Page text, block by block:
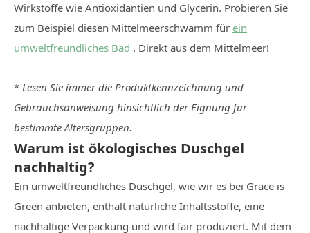
Wirkstoffe wie Antioxidantien und Glycerin. Probieren Sie
zum Beispiel diesen Mittelmeerschwamm für ein
umweltfreundliches Bad . Direkt aus dem Mittelmeer!
* Lesen Sie immer die Produktkennzeichnung und
Gebrauchsanweisung hinsichtlich der Eignung für
bestimmte Altersgruppen.
Warum ist ökologisches Duschgel
nachhaltig?
Ein umweltfreundliches Duschgel, wie wir es bei Grace is
Green anbieten, enthält natürliche Inhaltsstoffe, eine
nachhaltige Verpackung und wird fair produziert. Mit dem